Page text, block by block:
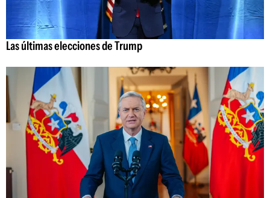
Las últimas elecciones de Trump